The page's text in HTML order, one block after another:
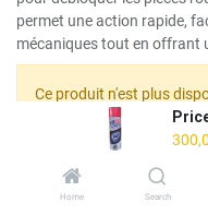
Home Search
permet une action rapide,
mécaniques tout en offrant
Ce produit n'est plus
Share :
Terms and Conditions :
How would you rate
Select
an
option
from
Not satisfied at all
Next